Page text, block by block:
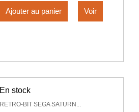
Ajouter au panier Voir
En stock
RETRO-BIT SEGA SATURN...